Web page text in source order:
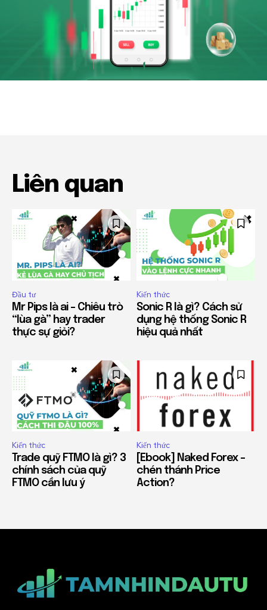
Liên quan
Đầu tư
Mr Pips là ai – Chiêu trò
“lùa gà” hay trader
thực sự giỏi?
Kiến thức
Sonic R là gì? Cách sử
dụng hệ thống Sonic R
hiệu quả nhất
Kiến thức
Trade quỹ FTMO là gì? 3
chính sách của quỹ
FTMO cần lưu ý
Kiến thức
[Ebook] Naked Forex –
chén thánh Price
Action?